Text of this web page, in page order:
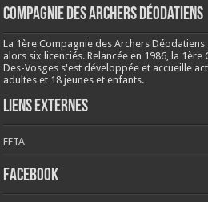
Compagnie des Archers Déodatiens
La 1ère Compagnie des Archers
alors six licenciés. Relancée en 1986, la
Des-Vosges s'est développée et accueille
adultes et 18 jeunes et enfants.
Liens externes
FFTA
Facebook